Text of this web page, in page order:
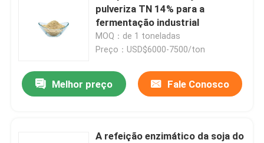
pulveriza TN 14% para a
fermentação industrial
MOQ：de 1 toneladas
Preço：USD$6000-7500/ton
Melhor preço Fale Conosco
A refeição enzimático da soja do